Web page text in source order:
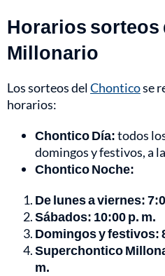
Horarios sorteos
Millonario
Los sorteos delChonticose
horarios:
Chontico Día:todos
domingos y festivos, a
Chontico Noche:
De lunes a viernes:
Sábados: 10:00 p. m.
Domingos y festivos:
Superchontico
m.